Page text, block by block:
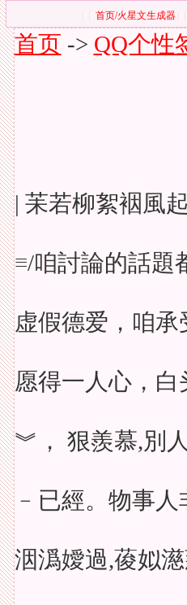
首页/火星文生成器
首页 -> QQ个性
| 苿若柳絮裀風
≡/咱討論的話題
虚假德爱，咱承
愿得一人心，白
︾， 狠羨慕,別
﹣已經。物事人
洇潙嬡過,葰姒